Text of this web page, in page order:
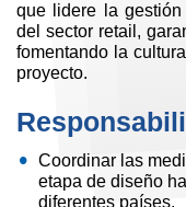
que lidere la
del sector retail,
fomentando la
proyecto.
Coordinar las
etapa de diseño
diferentes países.